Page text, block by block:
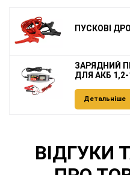
ПУСКОВІ
ЗАРЯДНИЙ
ДЛЯ АКБ 1,2-
Детальніше
ВІДГУКИ